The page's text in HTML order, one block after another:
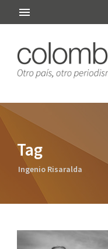
Tag
Ingenio Risaralda